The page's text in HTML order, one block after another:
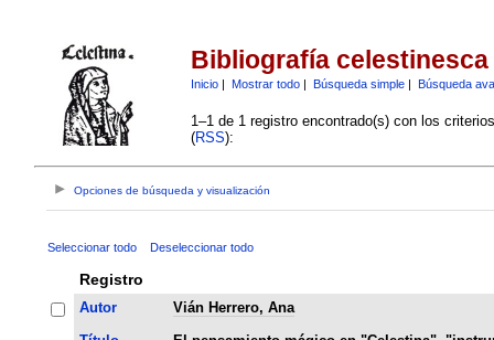
Bibliografía celestinesca
Inicio| Mostrar todo| Búsqueda simple| Búsqueda
1–1 de 1 registro encontrado(s) con los
(RSS):
Opciones de búsqueda y visualización
Seleccionar todo Deseleccionar todo
Registro
Autor
Vián Herrero, Ana